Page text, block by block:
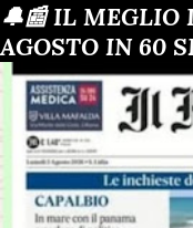
🔔📰 IL MEGLIO
AGOSTO IN 60